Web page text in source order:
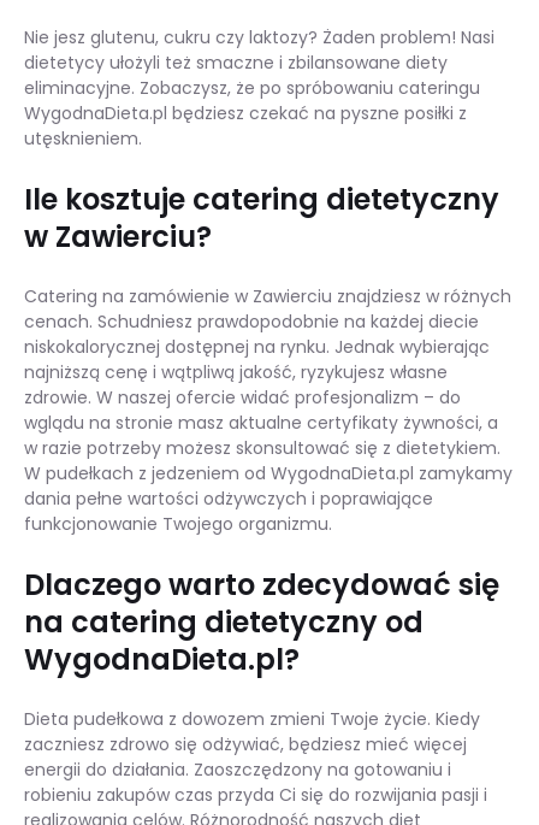
Nie jesz glutenu, cukru czy laktozy? Żaden problem! Nasi
dietetycy ułożyli też smaczne i zbilansowane diety
eliminacyjne. Zobaczysz, że po spróbowaniu cateringu
WygodnaDieta.pl będziesz czekać na pyszne posiłki z
utęsknieniem.
Ile kosztuje catering dietetyczny
w Zawierciu?
Catering na zamówienie w Zawierciu znajdziesz w różnych
cenach. Schudniesz prawdopodobnie na każdej diecie
niskokalorycznej dostępnej na rynku. Jednak wybierając
najniższą cenę i wątpliwą jakość, ryzykujesz własne
zdrowie. W naszej ofercie widać profesjonalizm – do
wglądu na stronie masz aktualne certyfikaty żywności, a
w razie potrzeby możesz skonsultować się z dietetykiem.
W pudełkach z jedzeniem od WygodnaDieta.pl zamykamy
dania pełne wartości odżywczych i poprawiające
funkcjonowanie Twojego organizmu.
Dlaczego warto zdecydować się
na catering dietetyczny od
WygodnaDieta.pl?
Dieta pudełkowa z dowozem zmieni Twoje życie. Kiedy
zaczniesz zdrowo się odżywiać, będziesz mieć więcej
energii do działania. Zaoszczędzony na gotowaniu i
robieniu zakupów czas przyda Ci się do rozwijania pasji i
realizowania celów. Różnorodność naszych diet